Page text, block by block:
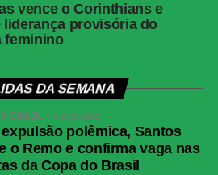
vence o Corinthians e
liderança provisória do
feminino
DA SEMANA
BRASIL 4 dias atrás
polêmica, Santos
o Remo e confirma vaga nas
da Copa do Brasil